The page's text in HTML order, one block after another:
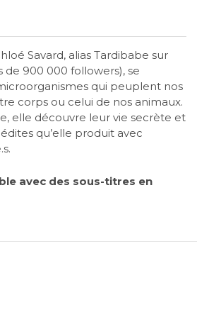
Savard, alias Tardibabe sur
de 900 000 followers), se
qui peuplent nos
corps ou celui de nos animaux.
elle découvre leur vie secrète et
qu’elle produit avec
avec des sous-titres en